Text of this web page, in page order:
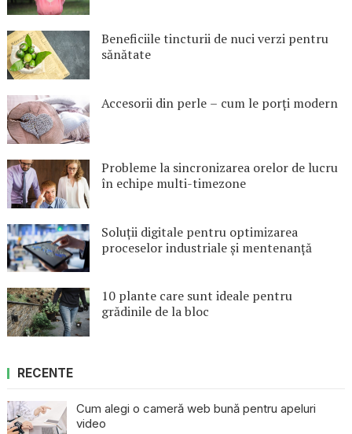
Beneficiile tincturii de nuci verzi pentru
sănătate
Accesorii din perle – cum le porți modern
Probleme la sincronizarea orelor de lucru
în echipe multi-timezone
Soluții digitale pentru optimizarea
proceselor industriale și mentenanță
10 plante care sunt ideale pentru
grădinile de la bloc
RECENTE
Cum alegi o cameră web bună pentru apeluri
video